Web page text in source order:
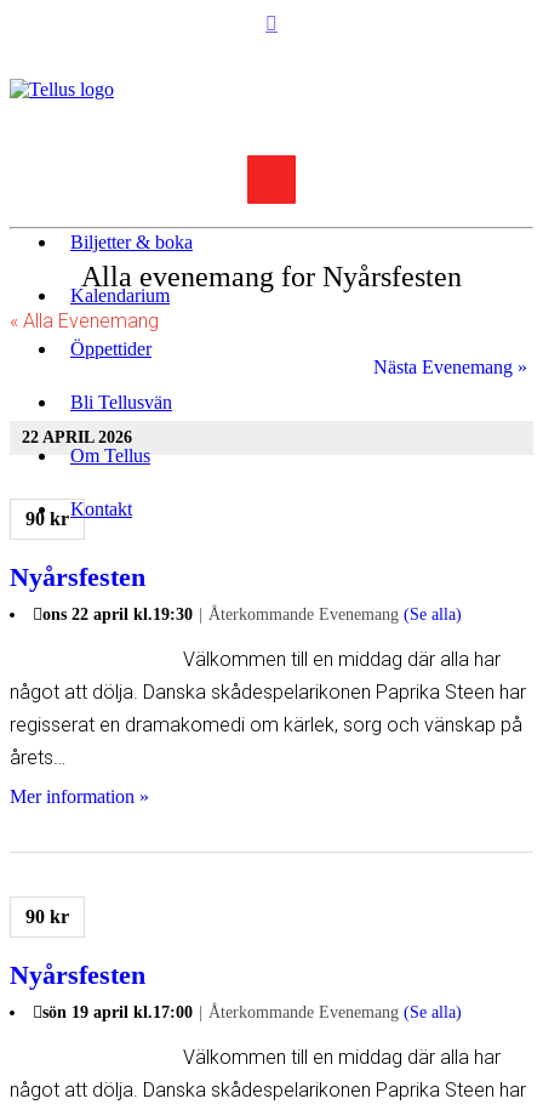
Biljetter & boka
Kalendarium
Öppettider
Bli Tellusvän
Om Tellus
Kontakt
Alla evenemang for Nyårsfesten
« Alla Evenemang
Nästa Evenemang »
22 APRIL 2026
90 kr
Nyårsfesten
ons 22 april kl.19:30 Återkommande Evenemang (Se alla)
Välkommen till en middag där alla har
något att dölja. Danska skådespelarikonen Paprika Steen har
regisserat en dramakomedi om kärlek, sorg och vänskap på
årets…
Mer information »
90 kr
Nyårsfesten
sön 19 april kl.17:00 Återkommande Evenemang (Se alla)
Välkommen till en middag där alla har
något att dölja. Danska skådespelarikonen Paprika Steen har